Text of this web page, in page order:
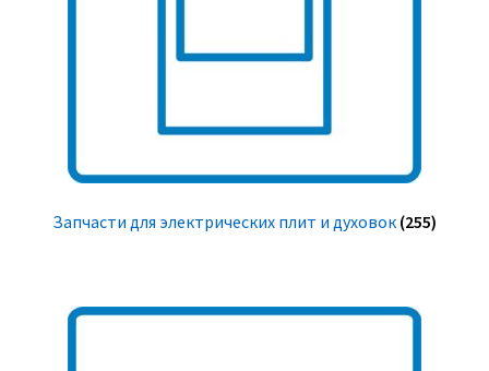
Запчасти для электрических плит и духовок (255)